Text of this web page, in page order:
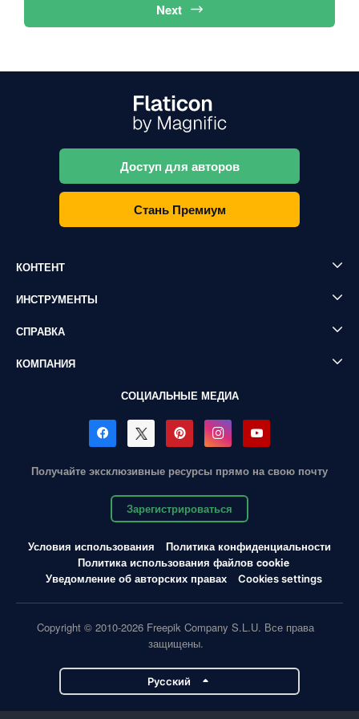
Next
Доступ для авторов
Стань Премиум
КОНТЕНТ
ИНСТРУМЕНТЫ
СПРАВКА
КОМПАНИЯ
СОЦИАЛЬНЫЕ МЕДИА
Получайте эксклюзивные ресурсы прямо на свою почту
Зарегистрироваться
Условия использования
Политика конфиденциальности
Политика использования файлов cookie
Уведомление об авторских правах
Cookies settings
Copyright © 2010-2026 Freepik Company S.L.U. Все права
защищены.
Pусский